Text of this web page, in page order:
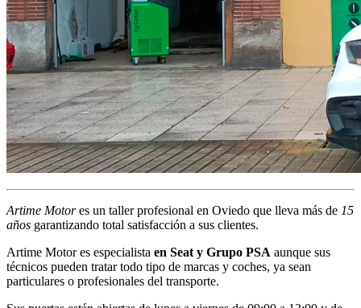
Artime Motores un taller profesional en Oviedo que lleva más de 15
años garantizando total satisfacción a sus clientes.
Artime Motor es especialista en Seat y Grupo PSA aunque sus
técnicos pueden tratar todo tipo de marcas y coches, ya sean
particulares o profesionales del transporte.